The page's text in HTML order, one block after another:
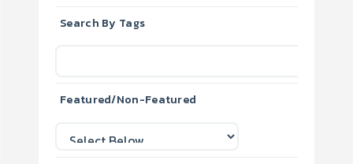
Search By Tags
Featured/Non-Featured